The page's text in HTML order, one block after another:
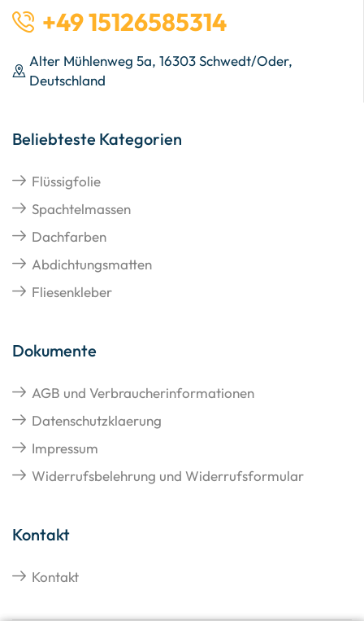
+49 15126585314
Alter Mühlenweg 5a, 16303 Schwedt/Oder,
Deutschland
Beliebteste Kategorien
Flüssigfolie
Spachtelmassen
Dachfarben
Abdichtungsmatten
Fliesenkleber
Dokumente
AGB und Verbraucherinformationen
Datenschutzklaerung
Impressum
Widerrufsbelehrung und Widerrufsformular
Kontakt
Kontakt